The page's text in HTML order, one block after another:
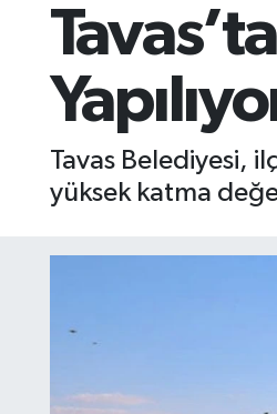
Tavas Belediyesi,
yüksek katma
Tüm Manşetler
Haber Arşivi